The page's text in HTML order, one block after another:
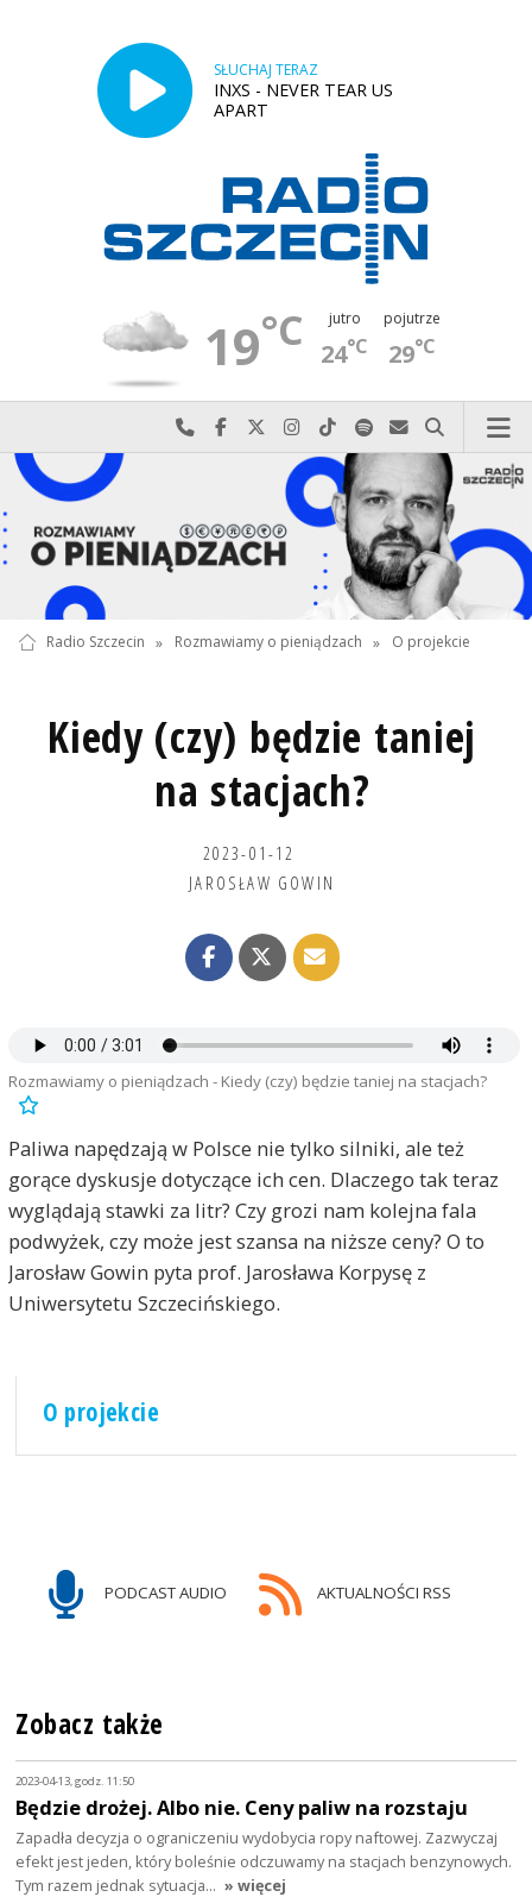
SŁUCHAJ TERAZ
INXS - NEVER TEAR US
APART
19°C jutro
24°C
pojutrze
29°C
Najlepiej po prostu do nas zadzwoń
Odwiedź nas na Facebook-u
Odwiedź nas na X
Odwiedź nas na Instagram-ie
Odwiedź nas na TikTok-u
Szukaj nas na Spotify
Wyślij do nas
Szukaj
Radio Szczecin » Rozmawiamy o pieniądzach » O projekcie
Kiedy (czy) będzie taniej
na stacjach?
2023-01-12
JAROSŁAW GOWIN
Rozmawiamy o pieniądzach - Kiedy (czy) będzie taniej na stacjach?
Paliwa napędzają w Polsce nie tylko silniki, ale też
gorące dyskusje dotyczące ich cen. Dlaczego tak teraz
wyglądają stawki za litr? Czy grozi nam kolejna fala
podwyżek, czy może jest szansa na niższe ceny? O to
Jarosław Gowin pyta prof. Jarosława Korpysę z
Uniwersytetu Szczecińskiego.
O projekcie
PODCAST AUDIO AKTUALNOŚCI RSS
Zobacz także
2023-04-13, godz. 11:50
Będzie drożej. Albo nie. Ceny paliw na rozstaju
Zapadła decyzja o ograniczeniu wydobycia ropy naftowej. Zazwyczaj
efekt jest jeden, który boleśnie odczuwamy na stacjach benzynowych.
Tym razem jednak sytuacja… » więcej